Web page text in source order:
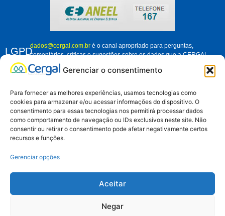
Gerenciar o consentimento
Para fornecer as melhores experiências, usamos tecnologias como
cookies para armazenar e/ou acessar informações do dispositivo. O
consentimento para essas tecnologias nos permitirá processar dados
como comportamento de navegação ou IDs exclusivos neste site. Não
consentir ou retirar o consentimento pode afetar negativamente certos
recursos e funções.
Gerenciar opções
Aceitar
Negar
LGPDdados@cergal.com.bré o canal apropriado para perguntas,
comentários, críticas e sugestões sobre os dados que a CERGAL
trata. Fique à vontade para nos contatar e nos ajudar a melhorar
como organização, em relação ao tratamento dos dados pessoais de
Aviso de Privacidade
Muriel Caldas